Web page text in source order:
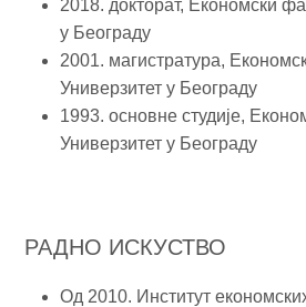
2018. докторат, Економски
у Београду
2001. магистратура,
Универзитет у Београду
1993. основне студије,
Универзитет у Београду
РАДНО ИСКУСТВО
Од 2010. Институт